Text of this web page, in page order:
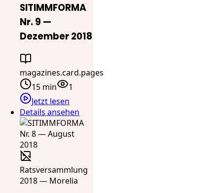
SITIMMFORMA
Nr. 9 —
Dezember 2018
magazines.card.pages
15 min
1
Jetzt lesen
Details ansehen
Ratsversammlung
2018 — Morelia